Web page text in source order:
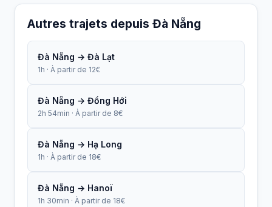
Autres trajets depuis Đà Nẵng
Đà Nẵng → Đà Lạt
1h · À partir de 12€
Đà Nẵng → Đồng Hới
2h 54min · À partir de 8€
Đà Nẵng → Hạ Long
1h · À partir de 18€
Đà Nẵng → Hanoï
1h 30min · À partir de 18€